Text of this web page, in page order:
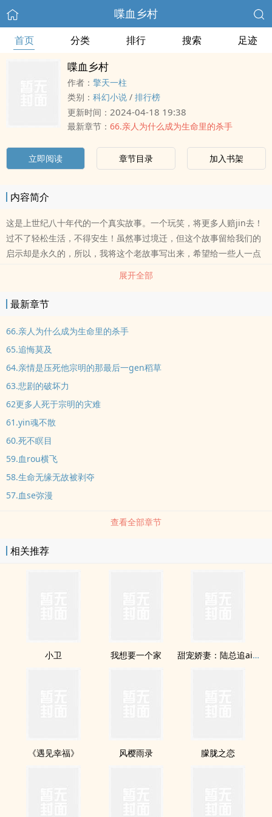
喋血乡村
首页 分类 排行 搜索 足迹
喋血乡村
作者： 擎天一柱
类别： 科幻小说 / 排行榜
更新时间： 2024-04-18 19:38
最新章节： 66.亲人为什么成为生命里的杀手
立即阅读 章节目录 加入书架
内容简介
这是上世纪八十年代的一个真实故事。一个玩笑，将更多人赔jin去！
过不了轻松生活，不得安生！虽然事过境迁，但这个故事留给我们的
启示却是永久的，所以，我将这个老故事写出来，希望给一些人一点
警示。惊心动魄的故事qing节，引人ru胜的故事链条，美不胜收的农
村语言，这才是真正的乡村生活！真实的农村生活！仅仅一个玩笑，
杨宗明和ma明扬都付出了沉重的代价，而这个玩笑的制造者杨宗明，
展开全部
最新章节
66.亲人为什么成为生命里的杀手
65.追悔莫及
64.亲情是压死他宗明的那最后一gen稻草
63.悲剧的破坏力
62更多人死于宗明的灾难
61.yin魂不散
60.死不瞑目
59.血rou横飞
58.生命无缘无故被剥夺
57.血se弥漫
查看全部章节
相关推荐
小卫 我想要一个家 甜宠娇妻：陆总追ai记
《遇见幸福》 风樱雨录 朦胧之恋